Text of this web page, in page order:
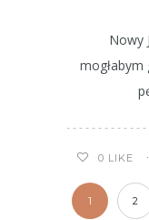
Nowy
mogłabym
0 LIKE
1 2